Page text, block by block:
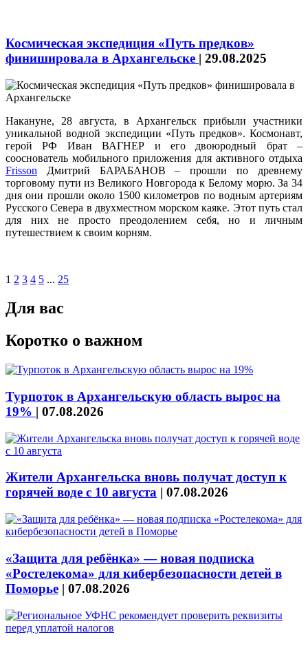
Космическая экспедиция «Путь предков»
финишировала в Архангельске | 29.08.2025
Накануне, 28 августа, в Архангельск прибыли участники
уникальной водной экспедиции «Путь предков». Космонавт,
герой РФ Иван ВАГНЕР и его двоюродный брат –
сооснователь мобильного приложения для активного отдыха
Frisson Дмитрий БАРАБАНОВ – прошли по древнему
торговому пути из Великого Новгорода к Белому морю. За 34
дня они прошли около 1500 километров по водным артериям
Русского Севера в двухместном морском каяке. Этот путь стал
для них не просто преодолением себя, но и личным
путешествием к своим корням.
1 2 3 4 5 ... 25
Для вас
Коротко о важном
Турпоток в Архангельскую область вырос на
19% | 07.08.2026
Жители Архангельска вновь получат доступ к
горячей воде с 10 августа | 07.08.2026
«Защита для ребёнка» — новая подписка
«Ростелекома» для кибербезопасности детей в
Поморье | 07.08.2026